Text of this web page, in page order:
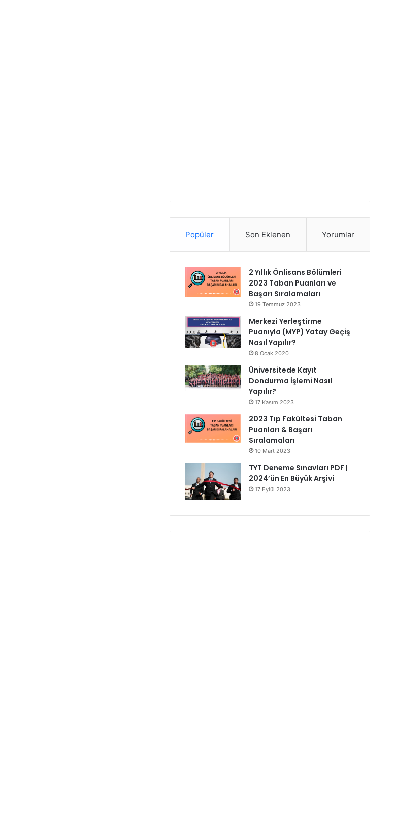
Popüler Son Eklenen Yorumlar
2 Yıllık Önlisans Bölümleri
2023 Taban Puanları ve
Başarı Sıralamaları
19 Temmuz 2023
Merkezi Yerleştirme
Puanıyla (MYP) Yatay Geçiş
Nasıl Yapılır?
8 Ocak 2020
Üniversitede Kayıt
Dondurma İşlemi Nasıl
Yapılır?
17 Kasım 2023
2023 Tıp Fakültesi Taban
Puanları & Başarı
Sıralamaları
10 Mart 2023
TYT Deneme Sınavları PDF |
2024’ün En Büyük Arşivi
17 Eylül 2023